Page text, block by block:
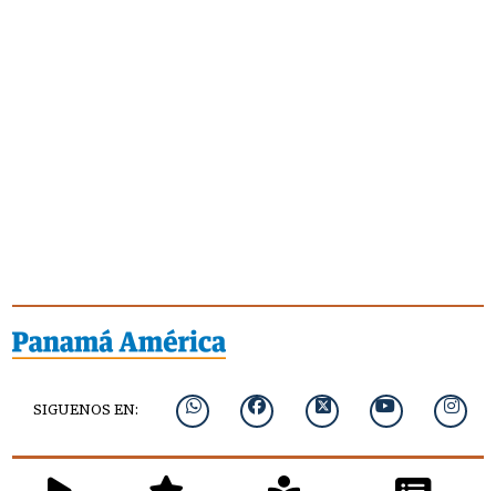
SIGUENOS EN: